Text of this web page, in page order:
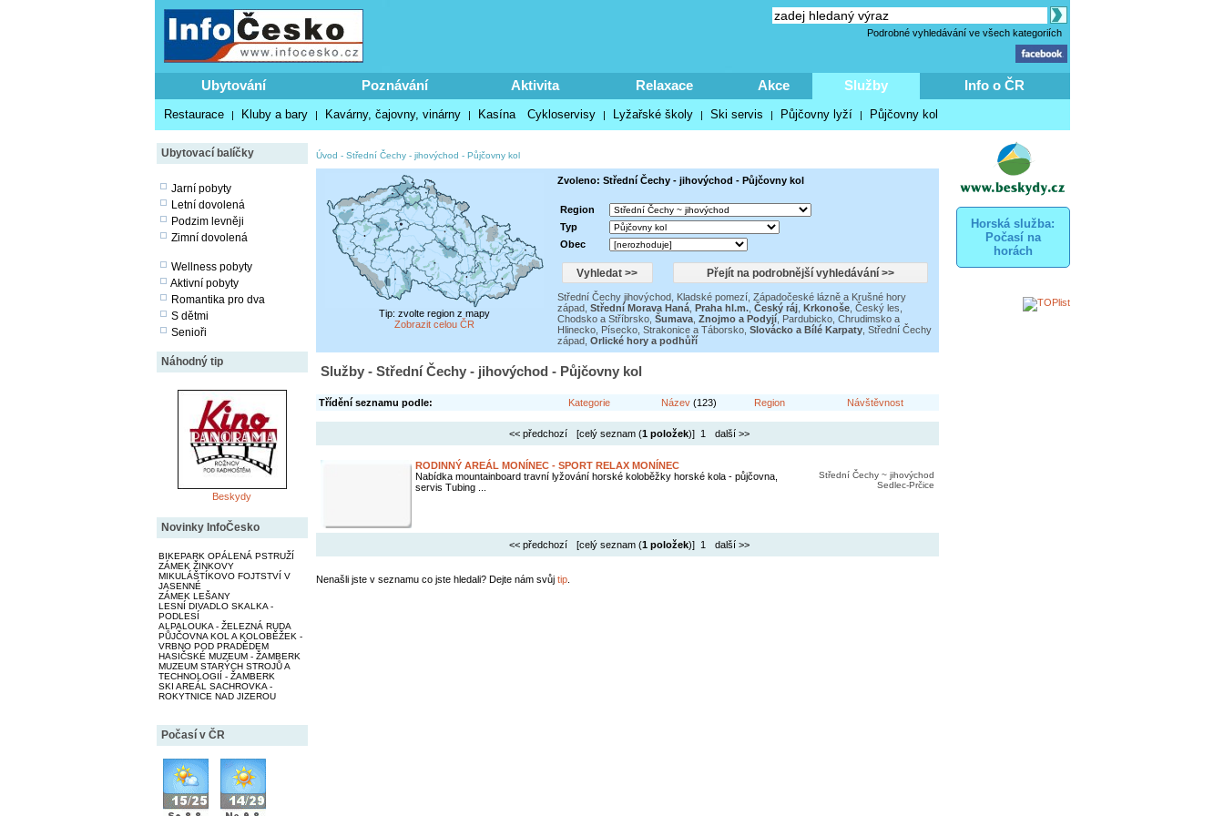
Podrobné vyhledávání ve všech kategoriích
Ubytování Poznávání Aktivita Relaxace Akce Služby Info o ČR
Restaurace | Kluby a bary | Kavárny, čajovny, vinárny | Kasína Cykloservisy | Lyžařské školy | Ski servis | Půjčovny lyží | Půjčovny kol
Ubytovací balíčky
Jarní pobyty
Letní dovolená
Podzim levněji
Zimní dovolená
Wellness pobyty
Aktivní pobyty
Romantika pro dva
S dětmi
Senioři
Náhodný tip
Beskydy
Novinky InfoČesko
BIKEPARK OPÁLENÁ PSTRUŽÍ
ZÁMEK ŽINKOVY
MIKULÁŠTÍKOVO FOJTSTVÍ V
JASENNÉ
ZÁMEK LEŠANY
LESNÍ DIVADLO SKALKA -
PODLESÍ
ALPALOUKA - ŽELEZNÁ RUDA
PŮJČOVNA KOL A KOLOBĚŽEK -
VRBNO POD PRADĚDEM
HASIČSKÉ MUZEUM - ŽAMBERK
MUZEUM STARÝCH STROJŮ A
TECHNOLOGIÍ - ŽAMBERK
SKI AREÁL SACHROVKA -
ROKYTNICE NAD JIZEROU
Počasí v ČR
Horská služba:
Počasí na
horách
Úvod - Střední Čechy - jihovýchod - Půjčovny kol
Tip: zvolte region z mapy
Zobrazit celou ČR
Zvoleno: Střední Čechy - jihovýchod - Půjčovny kol
Region
Typ
Obec
Střední Čechy jihovýchod, Kladské pomezí, Západočeské lázně a Krušné hory
západ, Střední Morava Haná, Praha hl.m., Český ráj, Krkonoše, Český les,
Chodsko a Stříbrsko, Šumava, Znojmo a Podyjí, Pardubicko, Chrudimsko a
Hlinecko, Písecko, Strakonice a Táborsko, Slovácko a Bílé Karpaty, Střední Čechy
západ, Orlické hory a podhůří
Služby - Střední Čechy - jihovýchod - Půjčovny kol
Třídění seznamu podle: Kategorie Název(123) Region Návštěvnost
<< předchozí [celý seznam (1 položek)] 1 další >>
RODINNÝ AREÁL MONÍNEC - SPORT RELAX MONÍNEC
Nabídka mountainboard travní lyžování horské koloběžky horské kola - půjčovna,
servis Tubing ...
Střední Čechy ~ jihovýchod
Sedlec-Prčice
<< předchozí [celý seznam (1 položek)] 1 další >>
Nenašli jste v seznamu co jste hledali? Dejte nám svůj tip.